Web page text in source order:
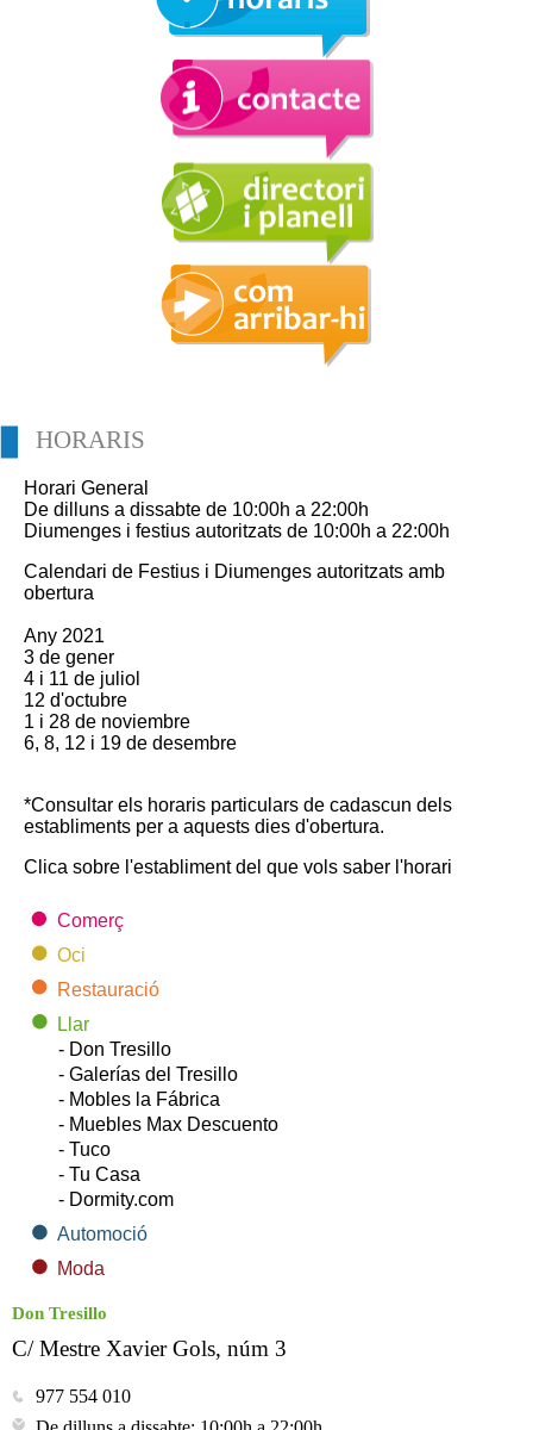
HORARIS
Horari General
De dilluns a dissabte de 10:00h a 22:00h
Diumenges i festius autoritzats de 10:00h a 22:00h
Calendari de Festius i Diumenges autoritzats amb
obertura
Any 2021
3 de gener
4 i 11 de juliol
12 d'octubre
1 i 28 de noviembre
6, 8, 12 i 19 de desembre
*Consultar els horaris particulars de cadascun dels
establiments per a aquests dies d'obertura.
Clica sobre l'establiment del que vols saber l'horari
Comerç
Oci
Restauració
Llar
- Don Tresillo
- Galerías del Tresillo
- Mobles la Fábrica
- Muebles Max Descuento
- Tuco
- Tu Casa
- Dormity.com
Automoció
Moda
Don Tresillo
C/ Mestre Xavier Gols, núm 3
977 554 010